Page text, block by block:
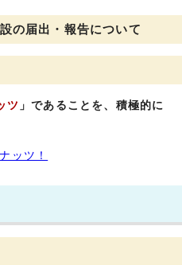
の届出・報告について
ツ 」であることを、積極的に
ッツ！